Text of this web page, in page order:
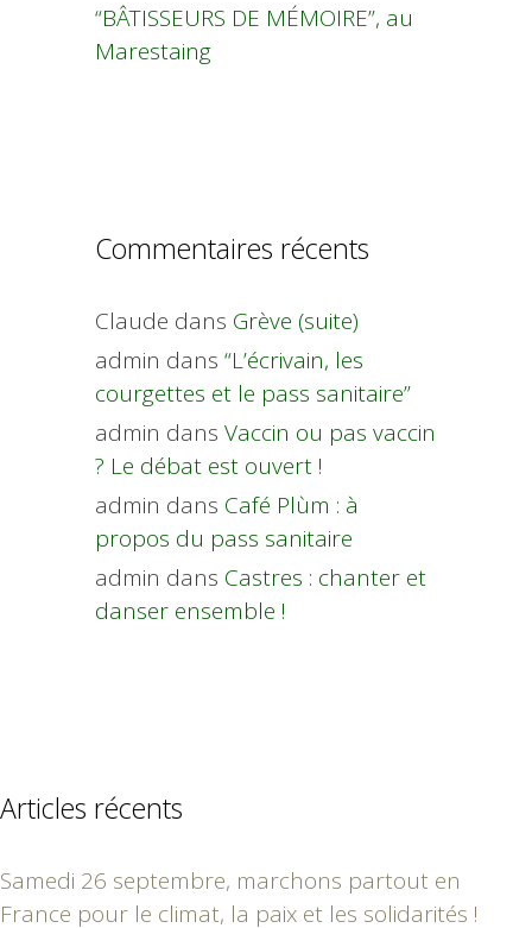
“BÂTISSEURS DE MÉMOIRE”, au
Marestaing
Commentaires récents
Claude dans Grève (suite)
admin dans “L’écrivain, les
courgettes et le pass sanitaire”
admin dans Vaccin ou pas vaccin
? Le débat est ouvert !
admin dans Café Plùm : à
propos du pass sanitaire
admin dans Castres : chanter et
danser ensemble !
Articles récents
Samedi 26 septembre, marchons partout en
France pour le climat, la paix et les solidarités !